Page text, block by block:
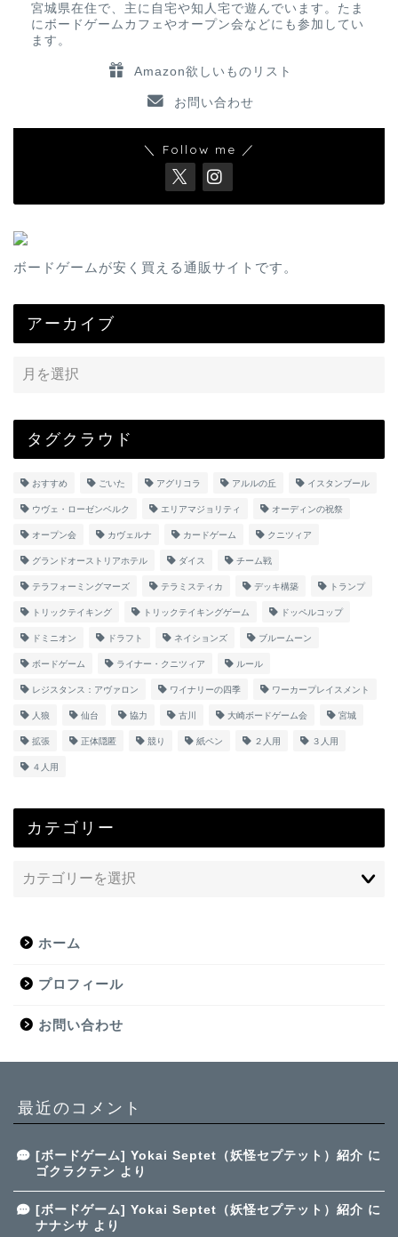
宮城県在住で、主に自宅や知人宅で遊んでいます。たま
にボードゲームカフェやオープン会などにも参加してい
ます。
Amazon欲しいものリスト
お問い合わせ
＼ Follow me ／
ボードゲームが安く買える通販サイトです。
アーカイブ
タグクラウド
おすすめ ごいた アグリコラ アルルの丘 イスタンブール
ウヴェ・ローゼンベルク エリアマジョリティ オーディンの祝祭
オープン会 カヴェルナ カードゲーム クニツィア
グランドオーストリアホテル ダイス チーム戦
テラフォーミングマーズ テラミスティカ デッキ構築 トランプ
トリックテイキング トリックテイキングゲーム ドッペルコップ
ドミニオン ドラフト ネイションズ ブルームーン
ボードゲーム ライナー・クニツィア ルール
レジスタンス：アヴァロン ワイナリーの四季 ワーカープレイスメント
人狼 仙台 協力 古川 大崎ボードゲーム会 宮城
拡張 正体隠匿 競り 紙ペン ２人用 ３人用
４人用
カテゴリー
ホーム
プロフィール
お問い合わせ
最近のコメント
[ボードゲーム] Yokai Septet（妖怪セプテット）紹介 に
ゴクラクテン より
[ボードゲーム] Yokai Septet（妖怪セプテット）紹介 に
ナナシサ より